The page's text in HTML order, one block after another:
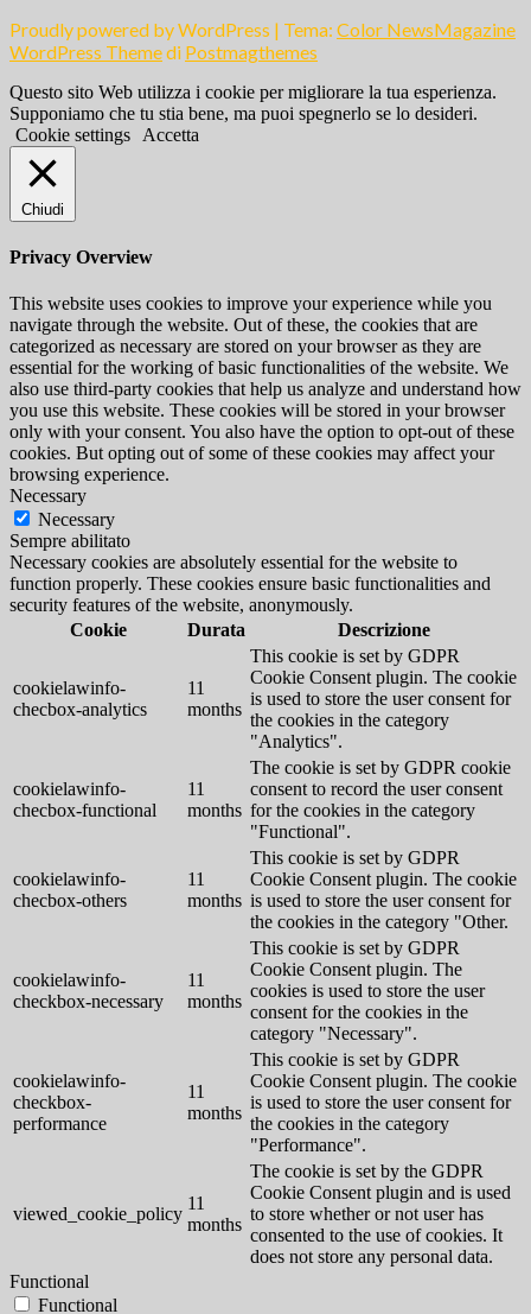
Proudly powered by WordPress | Tema: Color NewsMagazine
WordPress Themedi Postmagthemes
Questo sito Web utilizza i cookie per migliorare la tua esperienza.
Supponiamo che tu stia bene, ma puoi spegnerlo se lo desideri.
Cookie settings
Accetta
Chiudi
Privacy Overview
This website uses cookies to improve your experience while you
navigate through the website. Out of these, the cookies that are
categorized as necessary are stored on your browser as they are
essential for the working of basic functionalities of the website. We
also use third-party cookies that help us analyze and understand how
you use this website. These cookies will be stored in your browser
only with your consent. You also have the option to opt-out of these
cookies. But opting out of some of these cookies may affect your
browsing experience.
Necessary
Necessary
Sempre abilitato
Necessary cookies are absolutely essential for the website to
function properly. These cookies ensure basic functionalities and
security features of the website, anonymously.
Cookie
Durata Descrizione
cookielawinfo-
checbox-analytics
11
months
This cookie is set by GDPR
Cookie Consent plugin. The cookie
is used to store the user consent for
the cookies in the category
"Analytics".
cookielawinfo-
checbox-functional
11
months
The cookie is set by GDPR cookie
consent to record the user consent
for the cookies in the category
"Functional".
cookielawinfo-
checbox-others
11
months
This cookie is set by GDPR
Cookie Consent plugin. The cookie
is used to store the user consent for
the cookies in the category "Other.
cookielawinfo-
checkbox-necessary
11
months
This cookie is set by GDPR
Cookie Consent plugin. The
cookies is used to store the user
consent for the cookies in the
category "Necessary".
cookielawinfo-
checkbox-
performance
11
months
This cookie is set by GDPR
Cookie Consent plugin. The cookie
is used to store the user consent for
the cookies in the category
"Performance".
viewed_cookie_policy
11
months
The cookie is set by the GDPR
Cookie Consent plugin and is used
to store whether or not user has
consented to the use of cookies. It
does not store any personal data.
Functional
Functional